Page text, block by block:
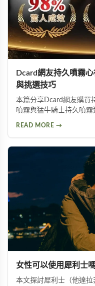
Dcard網友持久噴霧
與挑選技巧
本篇分享Dcard網友購買
噴霧與猛牛騎士持久噴
朋友找到有效的解決方案
READ MORE →
女性可以使用犀利士
本文探討犀利士（他達